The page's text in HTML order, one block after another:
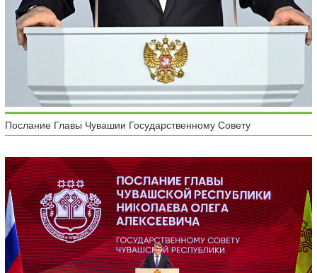
Послание Главы Чувашии Государственному Совету